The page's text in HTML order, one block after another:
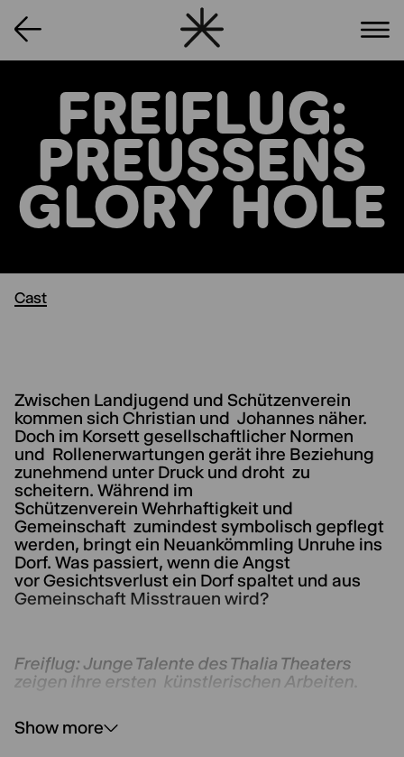
FREIFLUG:
PREUSSENS G
LORY HOLE
Cast
Zwischen Landjugend und Schützenverein
kommen sich Christian und Johannes näher.
Doch im Korsett gesellschaftlicher Normen
und Rollenerwartungen gerät ihre Beziehung
zunehmend unter Druck und droht zu
scheitern. Während im
Schützenverein Wehrhaftigkeit und
Gemeinschaft zumindest symbolisch gepflegt
werden, bringt ein Neuankömmling Unruhe ins
Dorf. Was passiert, wenn die Angst
vor Gesichtsverlust ein Dorf spaltet und aus
Gemeinschaft Misstrauen wird?
Freiflug: Junge Talente des Thalia Theaters
zeigen ihre ersten künstlerischen Arbeiten.
Show more